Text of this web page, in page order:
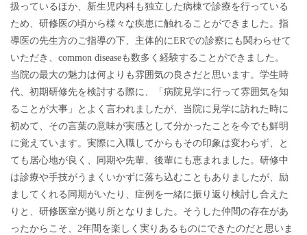
扱っているほか、新生児内科も独立した病棟で診療を行っている
ため、研修医の頃から様々な疾患に触れることができました。指
導医の先生方のご指導の下、主体的にERでの診察にも関わらせて
いただき、common diseaseも数多く経験することができました。
当院の最大の魅力は何よりも雰囲気の良さだと思います。学生時
代、初期研修先を検討する際に、「病院見学に行って雰囲気を知
ることが大事」とよく言われましたが、当院に見学に訪れた時に
初めて、その言葉の意味が実感として分かったことを今でも鮮明
に覚えています。実際に入職してからもその印象は変わらず、と
ても居心地が良く、同期や先輩、後輩にも恵まれました。研修中
は診療や手技がうまくいかずに落ち込むこともありましたが、励
ましてくれる同期がいたり、症例を一緒に振り返り検討し合えた
りと、研修医室が拠り所となりました。そうした仲間の存在があ
ったからこそ、2年間を楽しく実りあるものにできたのだと思いま